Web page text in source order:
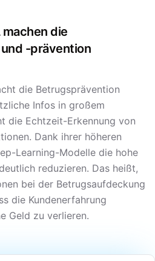
die
-prävention
die Betrugsprävention
Infos in großem
die Echtzeit-Erkennung von
Dank ihrer höheren
Learning-Modelle die hohe
reduzieren. Das heißt,
bei der Betrugsaufdeckung
die Kundenerfahrung
Geld zu verlieren.